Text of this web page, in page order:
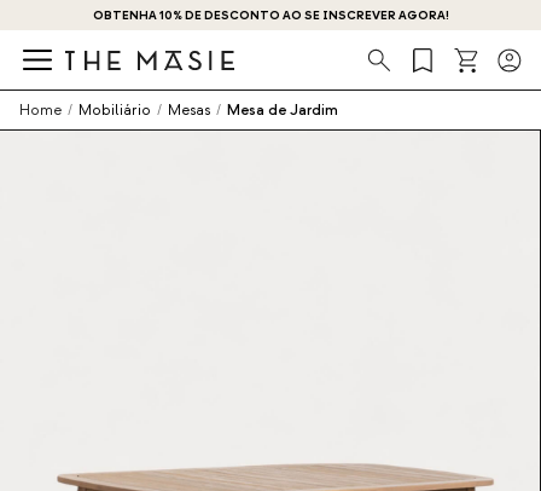
OBTENHA 10% DE DESCONTO AO SE INSCREVER AGORA!
Procura
Home / Mobiliário / Mesas / Mesa de Jardim